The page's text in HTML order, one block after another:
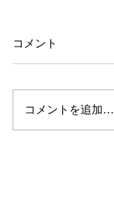
コメント
コメントを追加…